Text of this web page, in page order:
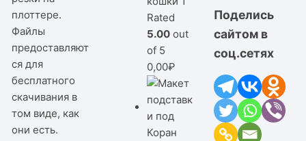
плоттере.
Файлы
предоставляют
ся для
бесплатного
скачивания в
том виде, как
они есть.
Rated
5.00 out
of 5
0,00₽
Поделись
сайтом в
соц.сетях